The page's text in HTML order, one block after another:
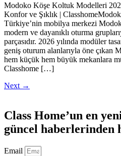
Modoko Köşe Koltuk Modelleri
Konfor ve Şıklık |
Türkiye’nin mobilya merkezi
modern ve dayanıklı oturma
parçasıdır. 2026 yılında modüler
geniş oturum alanlarıyla öne çıkan
hem küçük hem büyük mekanlara
Classhome […]
Next →
Class Home’un en
güncel haberlerinden
Email